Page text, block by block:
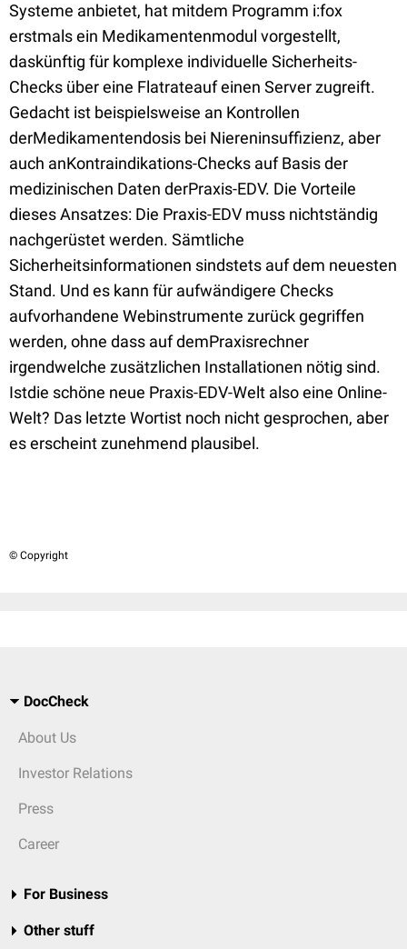
Systeme anbietet, hat mitdem Programm i:fox
erstmals ein Medikamentenmodul vorgestellt,
daskünftig für komplexe individuelle Sicherheits-
Checks über eine Flatrateauf einen Server zugreift.
Gedacht ist beispielsweise an Kontrollen
derMedikamentendosis bei Niereninsuffizienz, aber
auch anKontraindikations-Checks auf Basis der
medizinischen Daten derPraxis-EDV. Die Vorteile
dieses Ansatzes: Die Praxis-EDV muss nichtständig
nachgerüstet werden. Sämtliche
Sicherheitsinformationen sindstets auf dem neuesten
Stand. Und es kann für aufwändigere Checks
aufvorhandene Webinstrumente zurück gegriffen
werden, ohne dass auf demPraxisrechner
irgendwelche zusätzlichen Installationen nötig sind.
Istdie schöne neue Praxis-EDV-Welt also eine Online-
Welt? Das letzte Wortist noch nicht gesprochen, aber
es erscheint zunehmend plausibel.
© Copyright
DocCheck
About Us
Investor Relations
Press
Career
For Business
Other stuff